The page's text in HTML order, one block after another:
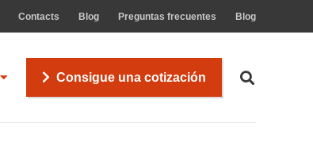
Contacts Blog Preguntas frecuentes Blog
Consigue una cotización